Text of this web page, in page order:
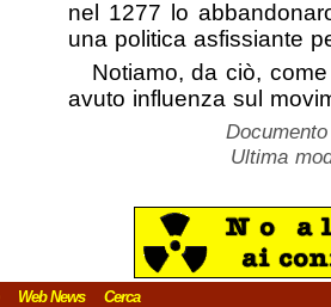
nel 1277 lo
una politica asfissiante
Notiamo, da ciò,
avuto influenza sul
Ultima
Web News Cerca